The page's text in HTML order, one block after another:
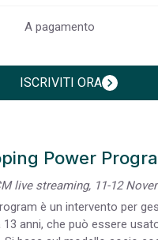
A pagamento
ISCRIVITI ORAchevron_right
Power
live streaming, 11-12
è un intervento per
13 anni, che può essere